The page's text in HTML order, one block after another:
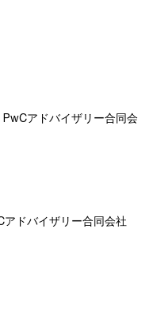
アドバイザリー合同会
アドバイザリー合同会社